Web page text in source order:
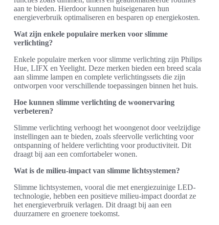
aan te bieden. Hierdoor kunnen huiseigenaren hun
energieverbruik optimaliseren en besparen op energiekosten.
Wat zijn enkele populaire merken voor slimme
verlichting?
Enkele populaire merken voor slimme verlichting zijn Philips
Hue, LIFX en Yeelight. Deze merken bieden een breed scala
aan slimme lampen en complete verlichtingssets die zijn
ontworpen voor verschillende toepassingen binnen het huis.
Hoe kunnen slimme verlichting de woonervaring
verbeteren?
Slimme verlichting verhoogt het woongenot door veelzijdige
instellingen aan te bieden, zoals sfeervolle verlichting voor
ontspanning of heldere verlichting voor productiviteit. Dit
draagt bij aan een comfortabeler wonen.
Wat is de milieu-impact van slimme lichtsystemen?
Slimme lichtsystemen, vooral die met energiezuinige LED-
technologie, hebben een positieve milieu-impact doordat ze
het energieverbruik verlagen. Dit draagt bij aan een
duurzamere en groenere toekomst.